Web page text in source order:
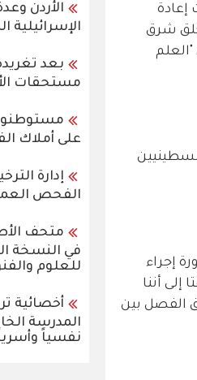
إعادة
شرق
إجراء
أننا
الفصل بين
الأردن
الإسرائيلية
بعد
مستحقات
على أملاك
إدارة
الفحص
في النسخة
للعلوم
أخصائية
المدرسة
نفسياً